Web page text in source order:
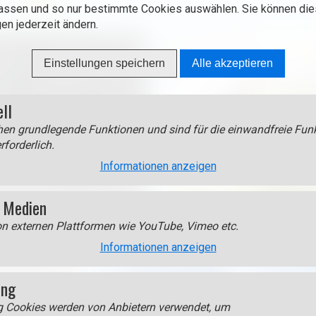
und so nur bestimmte Cookies auswählen. Sie können
jederzeit ändern.
Einstellungen speichern Alle akzeptieren
grundlegende Funktionen und sind für die einwandfreie
Informationen anzeigen
externen Plattformen wie YouTube, Vimeo etc.
Informationen anzeigen
Cookies werden von Anbietern verwendet, um